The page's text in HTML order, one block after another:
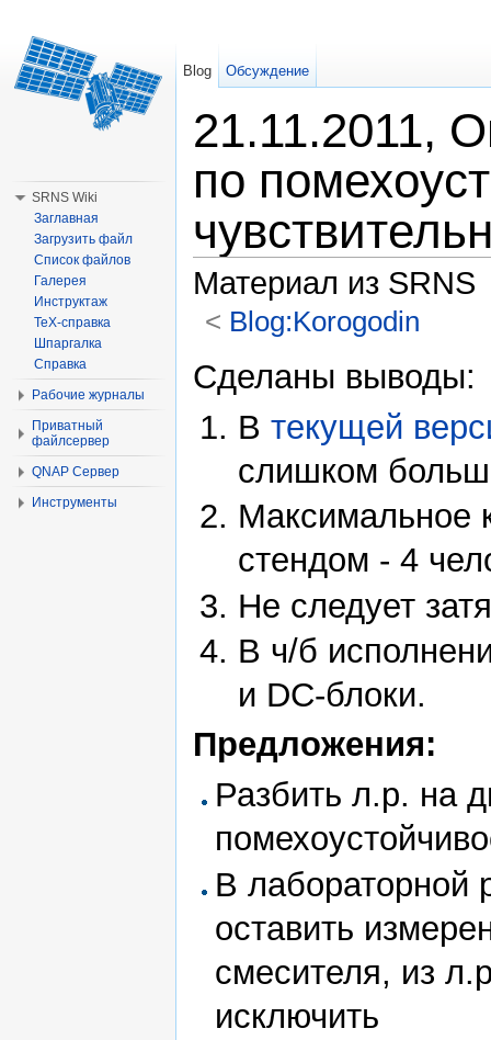
21.11.2011,
по
Материал из SRNS
< Blog:Korogodin
Сделаны выводы:
В текущей
слишком
Максимальное
стендом - 4
Не следует
В ч/б
и DC-блоки.
Предложения:
Разбить л.р. на
В лабораторной
оставить
смесителя, из
исключить
Blog Обсуждение
SRNS Wiki
Заглавная
Загрузить файл
Список файлов
Галерея
Инструктаж
TeX-справка
Шпаргалка
Справка
Рабочие журналы
Приватный
файлсервер
QNAP Сервер
Инструменты